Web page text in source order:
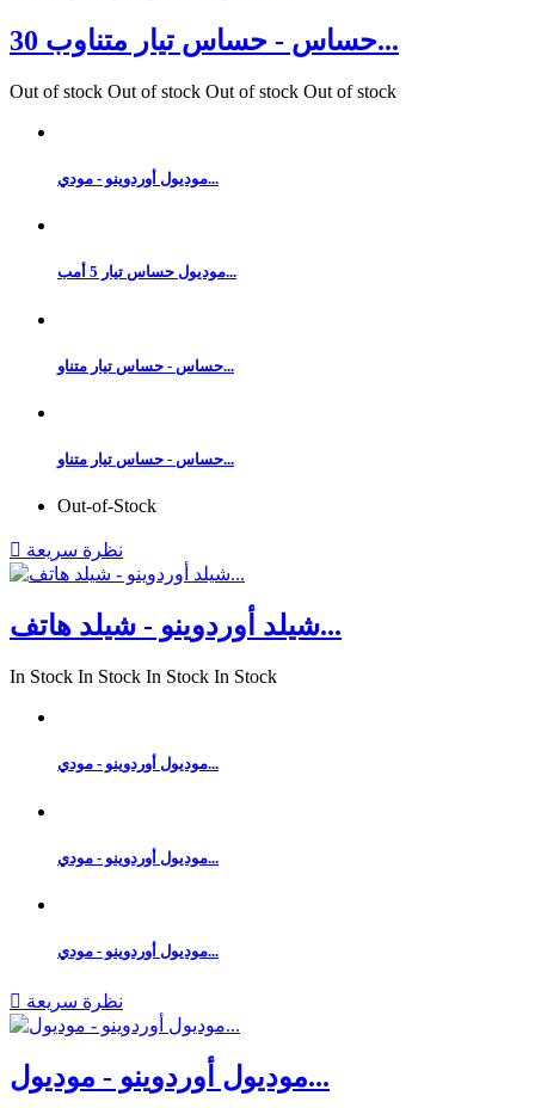
حساس - حساس تيار متناوب 30...
Out of stock Out of stock Out of stock Out of stock
موديول أوردوينو - مودي...
موديول حساس تيار 5 أمب...
حساس - حساس تيار متناو...
حساس - حساس تيار متناو...
Out-of-Stock
 نظرة سريعة
شيلد أوردوينو - شيلد هاتف...
In Stock In Stock In Stock In Stock
موديول أوردوينو - مودي...
موديول أوردوينو - مودي...
موديول أوردوينو - مودي...
 نظرة سريعة
موديول أوردوينو - موديول...